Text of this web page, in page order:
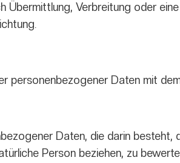
Verbreitung oder
personenbezogener Daten mit
Daten, die darin
Person beziehen, zu